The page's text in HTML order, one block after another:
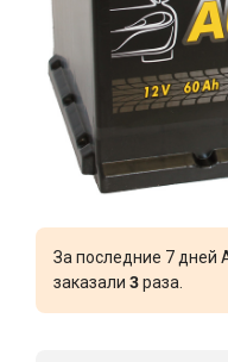
За последние 7 дней
заказали 3раза.